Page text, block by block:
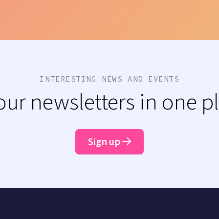
INTERESTING NEWS AND EVENTS
newsletters in one
Sign up